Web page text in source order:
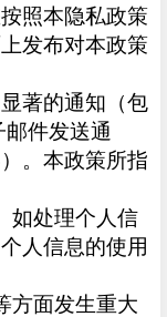
照本隐私政策
发布对本政策
著的通知（包
件发送通
。本政策所指
如处理个人信
人信息的使用
方面发生重大